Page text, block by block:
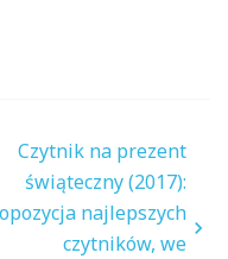
Czytnik na prezent
świąteczny (2017):
najlepszych
czytników, we